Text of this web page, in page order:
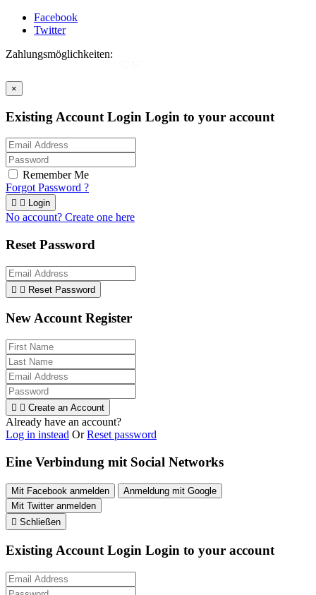
Facebook
Twitter
Zahlungsmöglichkeiten:
×
Existing Account Login Login to your account
Remember Me
Forgot Password ?
  Login
No account? Create one here
Reset Password
  Reset Password
New Account Register
  Create an Account
Already have an account?
Log in instead OrReset password
Eine Verbindung mit Social Networks
Mit Facebook anmelden
Anmeldung mit Google
Mit Twitter anmelden
 Schließen
Existing Account Login Login to your account